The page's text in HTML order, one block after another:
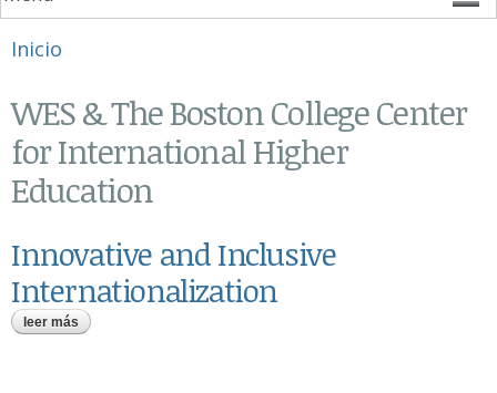
Se encuentra usted aquí
Inicio
WES & The Boston College Center
for International Higher
Education
Innovative and Inclusive
Internationalization
leer más sobre innovative and inclusive internationalization